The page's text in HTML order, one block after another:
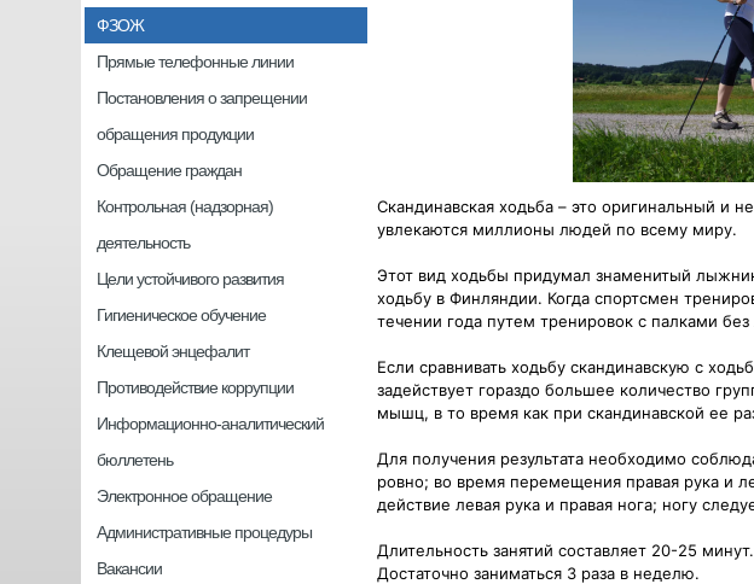
ФЗОЖ
Прямые телефонные линии
Постановления о запрещении
обращения продукции
Обращение граждан
Контрольная (надзорная)
деятельность
Цели устойчивого развития
Гигиеническое обучение
Клещевой энцефалит
Противодействие коррупции
Информационно-аналитический
бюллетень
Электронное обращение
Административные процедуры
Вакансии
Скандинавская ходьба – это оригинальный и
увлекаются миллионы людей по всему миру.
Этот вид ходьбы придумал знаменитый
ходьбу в Финляндии. Когда спортсмен
течении года путем тренировок с палками
Если сравнивать ходьбу скандинавскую с
задействует гораздо большее количество
мышц, в то время как при скандинавской ее
Для получения результата необходимо
ровно; во время перемещения правая рука и
действие левая рука и правая нога; ногу
Длительность занятий составляет 20-25
Достаточно заниматься 3 раза в неделю.